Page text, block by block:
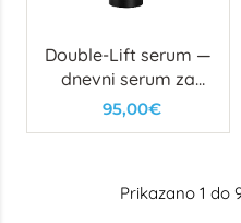
Double-Lift serum —
dnevni serum za
zaglađivanje i
obnovu
95,00€
Prikazano 1 do